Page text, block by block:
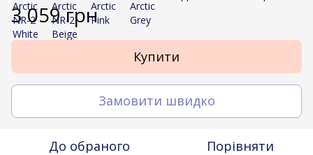
3 059 грн
Купити
Замовити швидко
До обраного Порівняти